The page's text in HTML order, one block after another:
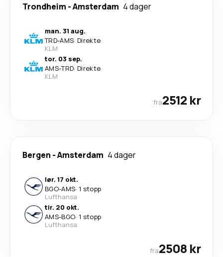
Trondheim -Amsterdam 4 dager
man. 31 aug.
TRD-AMS· Direkte
KLM
tor. 03 sep.
AMS-TRD· Direkte
KLM
fra2512 kr
Bergen -Amsterdam 4 dager
lør. 17 okt.
BGO-AMS· 1 stopp
Lufthansa
tir. 20 okt.
AMS-BGO· 1 stopp
Lufthansa
fra2508 kr